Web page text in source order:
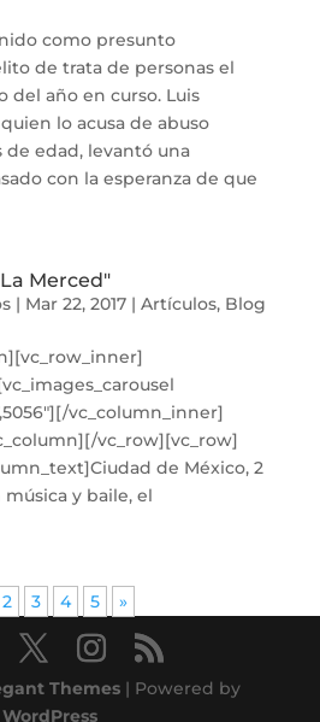
como presunto
de trata de personas el
del año en curso. Luis
lo acusa de abuso
de edad, levantó una
con la esperanza de que
Merced"
| Mar 22, 2017| Artículos, Blog
vc_column_inner]
vc_row][vc_row]
de México, 2
música y baile, el
2 3 4 5 »
Themes | Powered by
WordPress